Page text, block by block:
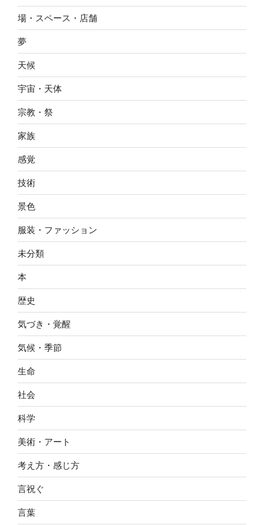
場・スペース・店舗
夢
天候
宇宙・天体
宗教・祭
家族
感覚
技術
景色
服装・ファッション
未分類
本
歴史
気づき・覚醒
気候・季節
生命
社会
科学
美術・アート
考え方・感じ方
言祝ぐ
言葉